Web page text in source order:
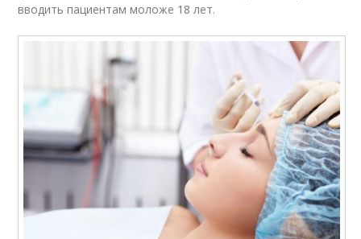
вводить пациентам моложе 18 лет.